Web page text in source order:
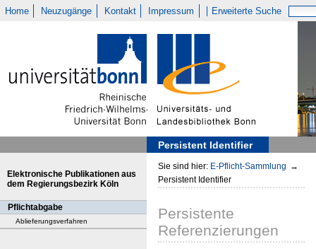
Home Neuzugänge Kontakt Impressum Erweiterte Suche
Persistent Identifier
Elektronische Publikationen aus
dem Regierungsbezirk Köln
Pflichtabgabe
Ablieferungsverfahren
Sie sind hier: E-Pflicht-Sammlung →
Persistent Identifier
Persistente
Referenzierungen